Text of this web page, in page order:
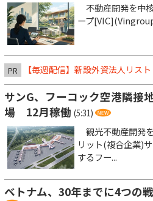
不動産開発を中
ープ
PR 【毎週配信】新設外資法人リス
サンG、フーコック空港隣接
場 12月稼働 (5:31)
観光不動産開発
リット(複合企業)
するフー...
ベトナム、30年までに4つの